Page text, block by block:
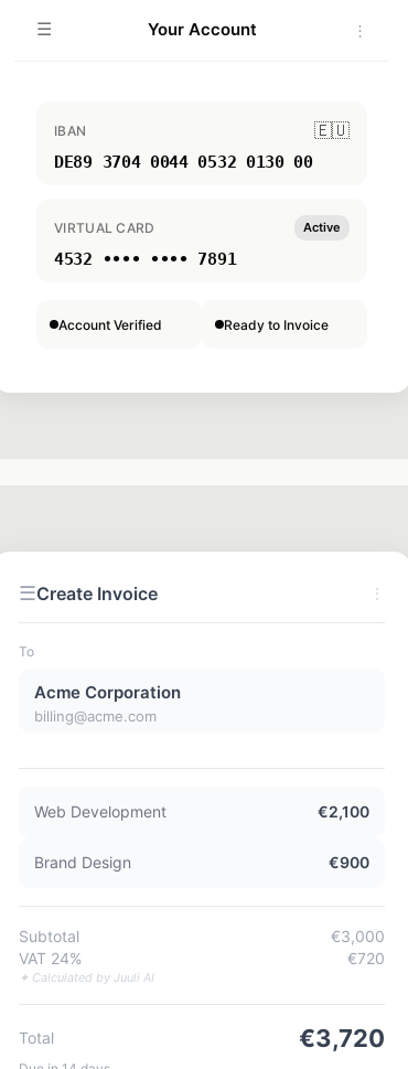
☰ Your Account ⋮
IBAN 🇪🇺
DE89 3704 0044 05
☰Create Invoice ⋮
To
Acme Corporation
billing@acme.com
Web Development €2,100
Brand Design €900
Subtotal
€3,000
VAT 24%
€720
✦ Calculated by Juuli AI
Total €3,720